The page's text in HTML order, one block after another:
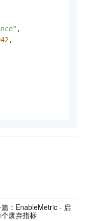
,
,
： EnableMetric - 启
废弃指标